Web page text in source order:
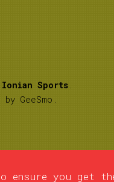
Ionian Sports .
by GeeSmo .
ensure you get